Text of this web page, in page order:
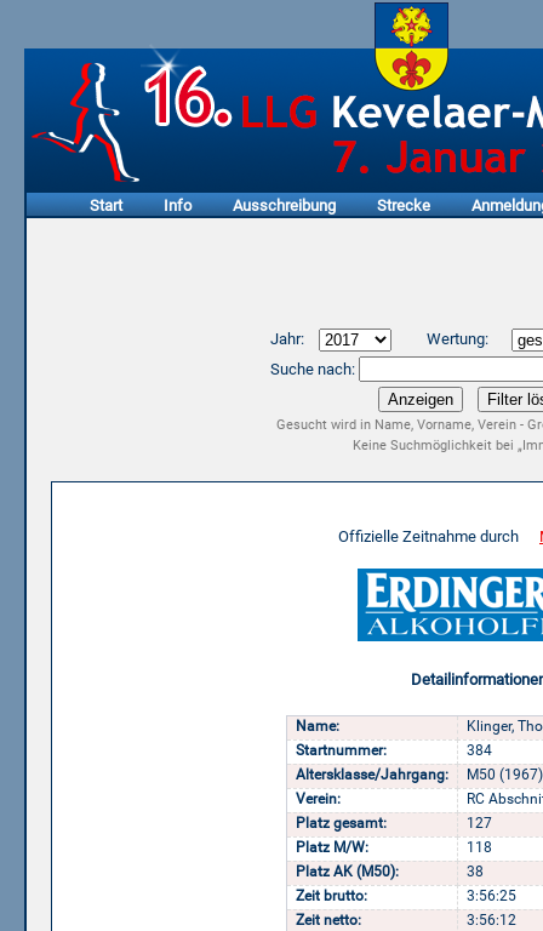
Start Info Ausschreibung Strecke
Jahr:
Wertung:
Suche nach:
Gesucht wird in Name, Vorname, Verein -
Keine Suchmöglichkeit bei
Offizielle Zeitnahme durch
Name:
Klinger,
Startnummer:
384
Altersklasse/Jahrgang:
M50 (1967)
Verein:
RC
Platz gesamt:
127
Platz M/W:
118
Platz AK (M50):
38
Zeit brutto:
3:56:25
Zeit netto:
3:56:12